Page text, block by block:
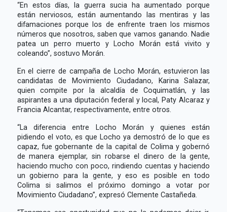
“En estos días, la guerra sucia ha aumentado porque
están nerviosos, están aumentando las mentiras y las
difamaciones porque los de enfrente traen los mismos
números que nosotros, saben que vamos ganando. Nadie
patea un perro muerto y Locho Morán está vivito y
coleando”, sostuvo Morán.
En el cierre de campaña de Locho Morán, estuvieron las
candidatas de Movimiento Ciudadano, Karina Salazar,
quien compite por la alcaldía de Coquimatlán, y las
aspirantes a una diputación federal y local, Paty Alcaraz y
Francia Alcantar, respectivamente, entre otros.
“La diferencia entre Locho Morán y quienes están
pidiendo el voto, es que Locho ya demostró de lo que es
capaz, fue gobernante de la capital de Colima y gobernó
de manera ejemplar, sin robarse el dinero de la gente,
haciendo mucho con poco, rindiendo cuentas y haciendo
un gobierno para la gente, y eso es posible en todo
Colima si salimos el próximo domingo a votar por
Movimiento Ciudadano”, expresó Clemente Castañeda.